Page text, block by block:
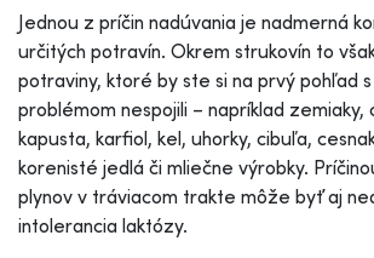
Jednou z príčin nadúvania je nadmerná
určitých potravín. Okrem strukovín to
potraviny, ktoré by ste si na prvý pohľad
problémom nespojili – napríklad zemiaky,
kapusta, karfiol, kel, uhorky, cibuľa,
korenisté jedlá či mliečne výrobky.
plynov v tráviacom trakte môže byť aj
intolerancia laktózy.